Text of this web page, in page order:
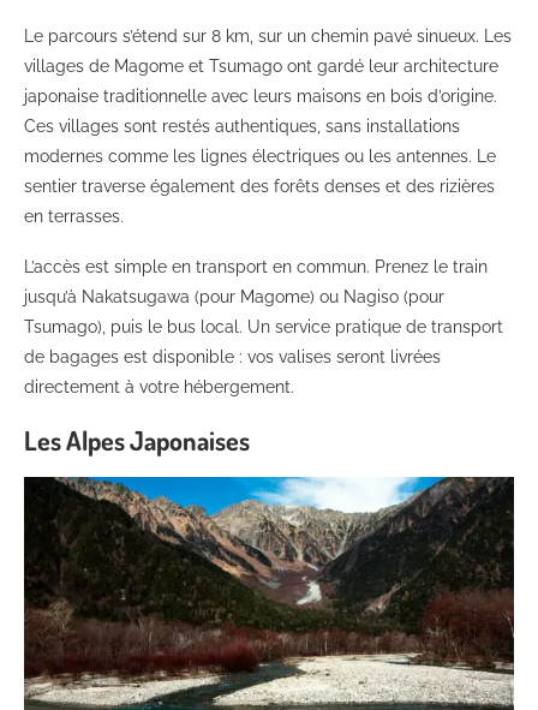
Le parcours s’étend sur 8 km, sur un chemin pavé sinueux. Les
villages de Magome et Tsumago ont gardé leur architecture
japonaise traditionnelle avec leurs maisons en bois d’origine.
Ces villages sont restés authentiques, sans installations
modernes comme les lignes électriques ou les antennes. Le
sentier traverse également des forêts denses et des rizières
en terrasses.
L’accès est simple en transport en commun. Prenez le train
jusqu’à Nakatsugawa (pour Magome) ou Nagiso (pour
Tsumago), puis le bus local. Un service pratique de transport
de bagages est disponible : vos valises seront livrées
directement à votre hébergement.
Les Alpes Japonaises